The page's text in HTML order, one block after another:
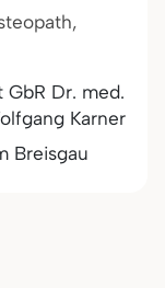
Dr. med.
Karner
Breisgau